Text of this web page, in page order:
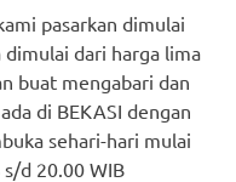
pasarkan dimulai
dari harga lima
buat mengabari dan
di BEKASI dengan
sehari-hari mulai
d 20.00 WIB